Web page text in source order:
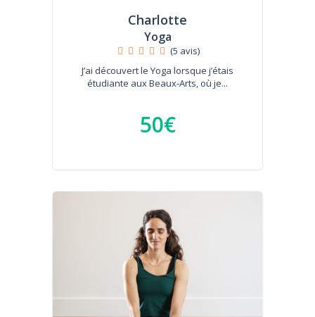
Charlotte
Yoga
(5 avis)
J’ai découvert le Yoga lorsque j’étais
étudiante aux Beaux-Arts, où je...
50€